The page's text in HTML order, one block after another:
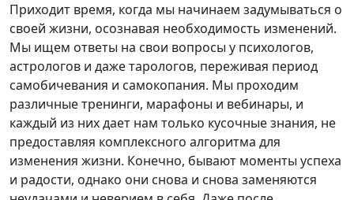
Приходит время, когда мы начинаем задумываться о
своей жизни, осознавая необходимость изменений.
Мы ищем ответы на свои вопросы у психологов,
астрологов и даже тарологов, переживая период
самобичевания и самокопания. Мы проходим
различные тренинги, марафоны и вебинары, и
каждый из них дает нам только кусочные знания, не
предоставляя комплексного алгоритма для
изменения жизни. Конечно, бывают моменты успеха
и радости, однако они снова и снова заменяются